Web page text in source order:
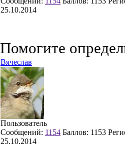
25.10.2014
Помогите
Вячеслав
Пользователь
Сообщений: 1154 Баллов: 1153
25.10.2014